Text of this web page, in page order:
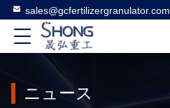
sales@gcfertilizergranulator.com
ニュース